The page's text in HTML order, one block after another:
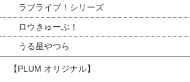
ラブライブ！シリーズ
ロウきゅーぶ！
うる星やつら
【PLUM オリジナル】